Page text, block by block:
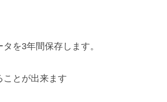
を3年間保存します。
ことが出来ます